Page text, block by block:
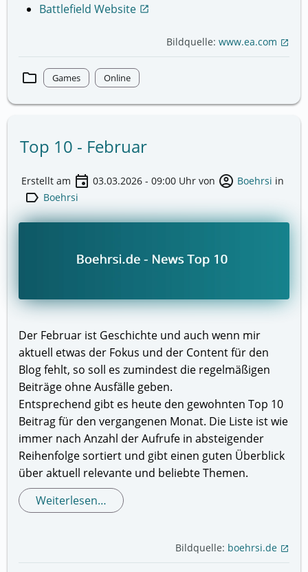
Battlefield Website open_in_new
Bildquelle: www.ea.com open_in_new
folder Games Online
Top 10 - Februar
Erstellt am event 03.03.2026 - 09:00 Uhr von account_circle Boehrsi in
label Boehrsi
Der Februar ist Geschichte und auch wenn mir
aktuell etwas der Fokus und der Content für den
Blog fehlt, so soll es zumindest die regelmäßigen
Beiträge ohne Ausfälle geben.
Entsprechend gibt es heute den gewohnten Top 10
Beitrag für den vergangenen Monat. Die Liste ist wie
immer nach Anzahl der Aufrufe in absteigender
Reihenfolge sortiert und gibt einen guten Überblick
über aktuell relevante und beliebte Themen.
Weiterlesen…
Bildquelle: boehrsi.de open_in_new